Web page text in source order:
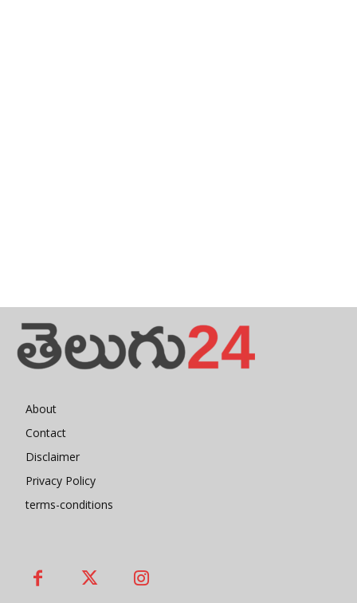
About
Contact
Disclaimer
Privacy Policy
terms-conditions